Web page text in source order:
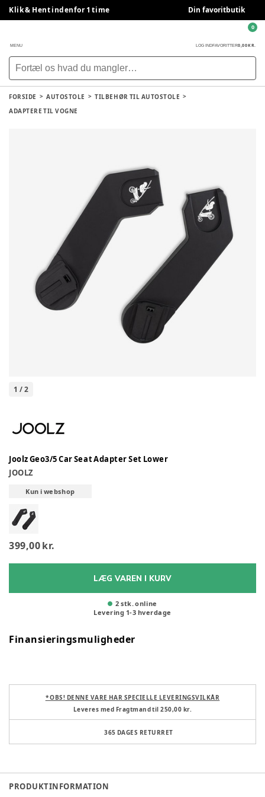
Klik & Hent indenfor 1 time Din favoritbutik
MENU LOG INDFAVORITTER0,00 KR.
0
FORSIDE AUTOSTOLE
TILBEHØR TIL AUTOSTOLE
ADAPTERE TIL VOGNE
1 /2
Joolz Geo3/5 Car Seat Adapter Set Lower
JOOLZ
Kun i webshop
399,00 kr.
LÆG VAREN I KURV
2 stk. online
Levering 1-3 hverdage
Finansieringsmuligheder
* OBS! DENNE VARE HAR SPECIELLE LEVERINGSVILKÅR
Leveres med Fragtmand til 250,00 kr.
365 DAGES RETURRET
PRODUKTINFORMATION